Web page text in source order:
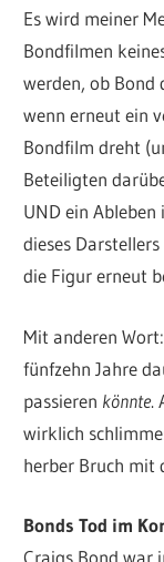
Es wird meiner
Bondfilmen
werden, ob Bond
wenn erneut ein
Bondfilm dreht
Beteiligten
UND ein
dieses
die Figur erneut
Mit anderen
fünfzehn Jahre
passieren könnte.
wirklich
herber Bruch mit
Bonds Tod im
Craigs Bond war